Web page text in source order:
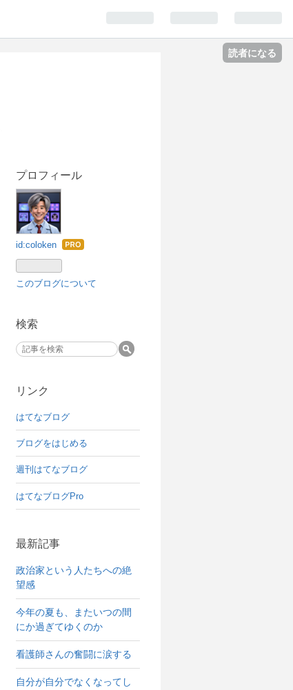
読者になる
プロフィール
id:coloken はて
ログ
このブログについて
検索
リンク
はてなブログ
ブログをはじめる
週刊はてなブログ
はてなブログPro
最新記事
政治家という人たちへの絶
望感
今年の夏も、またいつの間
にか過ぎてゆくのか
看護師さんの奮闘に涙する
自分が自分でなくなってし